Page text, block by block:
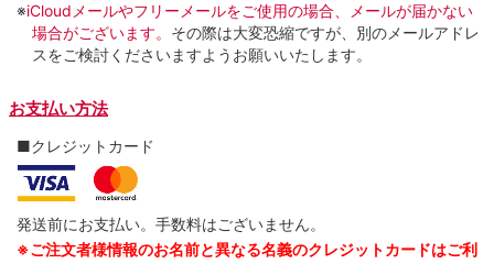
※iCloudメールやフリーメールをご使用の場合、メールが届かない
場合がございます。 その際は大変恐縮ですが、別のメールアドレ
スをご検討くださいますようお願いいたします。
お支払い方法
■クレジットカード
発送前にお支払い。手数料はございません。
※ご注文者様情報のお名前と異なる名義のクレジットカードはご利